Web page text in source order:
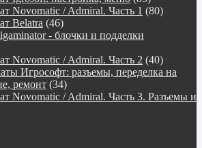
Novomatic / Admiral. Часть 1 (80)
Belatra (46)
- блочки и подделки
Novomatic / Admiral. Часть 2 (40)
Игрософт: разъемы, переделка на
ремонт (34)
Novomatic / Admiral. Часть 3. Разъемы и